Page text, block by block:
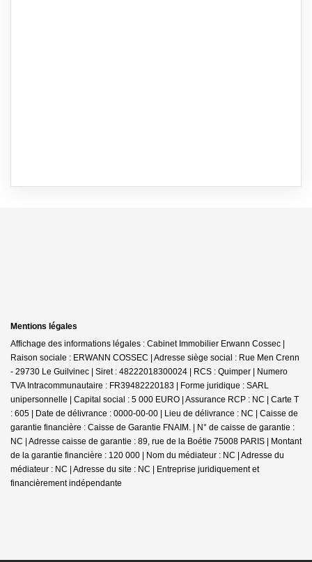
Mentions légales
Affichage des informations légales : Cabinet Immobilier Erwann Cossec |
Raison sociale : ERWANN COSSEC | Adresse siège social : Rue Men Crenn
- 29730 Le Guilvinec | Siret : 48222018300024 | RCS : Quimper | Numero
TVA Intracommunautaire : FR39482220183 | Forme juridique : SARL
unipersonnelle | Capital social : 5 000 EURO | Assurance RCP : NC | Carte T
: 605 | Date de délivrance : 0000-00-00 | Lieu de délivrance : NC | Caisse de
garantie financière : Caisse de Garantie FNAIM. | N° de caisse de garantie :
NC | Adresse caisse de garantie : 89, rue de la Boétie 75008 PARIS | Montant
de la garantie financière : 120 000 | Nom du médiateur : NC | Adresse du
médiateur : NC | Adresse du site : NC | Entreprise juridiquement et
financièrement indépendante